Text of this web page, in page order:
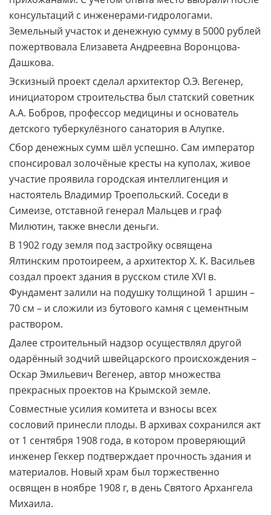
консультаций с инженерами-гидрологами.
Земельный участок и денежную сумму в 5000 рублей
пожертвовала Елизавета Андреевна Воронцова-
Дашкова.
Эскизный проект сделал архитектор О.Э. Вегенер,
инициатором строительства был статский советник
А.А. Бобров, профессор медицины и основатель
детского туберкулёзного санатория в Алупке.
Сбор денежных сумм шёл успешно. Сам император
спонсировал золочёные кресты на куполах, живое
участие проявила городская интеллигенция и
настоятель Владимир Троепольский. Соседи в
Симеизе, отставной генерал Мальцев и граф
Милютин, также внесли деньги.
В 1902 году земля под застройку освящена
Ялтинским протоиреем, а архитектор Х. К. Васильев
создал проект здания в русском стиле XVI в.
Фундамент залили на подушку толщиной 1 аршин –
70 см – и сложили из бутового камня с цементным
раствором.
Далее строительный надзор осуществлял другой
одарённый зодчий швейцарского происхождения –
Оскар Эмильевич Вегенер, автор множества
прекрасных проектов на Крымской земле.
Совместные усилия комитета и взносы всех
сословий принесли плоды. В архивах сохранился акт
от 1 сентября 1908 года, в котором проверяющий
инженер Геккер подтверждает прочность здания и
материалов. Новый храм был торжественно
освящен в ноябре 1908 г, в день Святого Архангела
Михаила.